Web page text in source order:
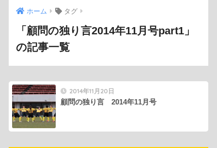
ホーム タグ
「顧問の独り言2014年11月号part1」
の記事一覧
2014年11月20日
顧問の独り言 2014年11月号